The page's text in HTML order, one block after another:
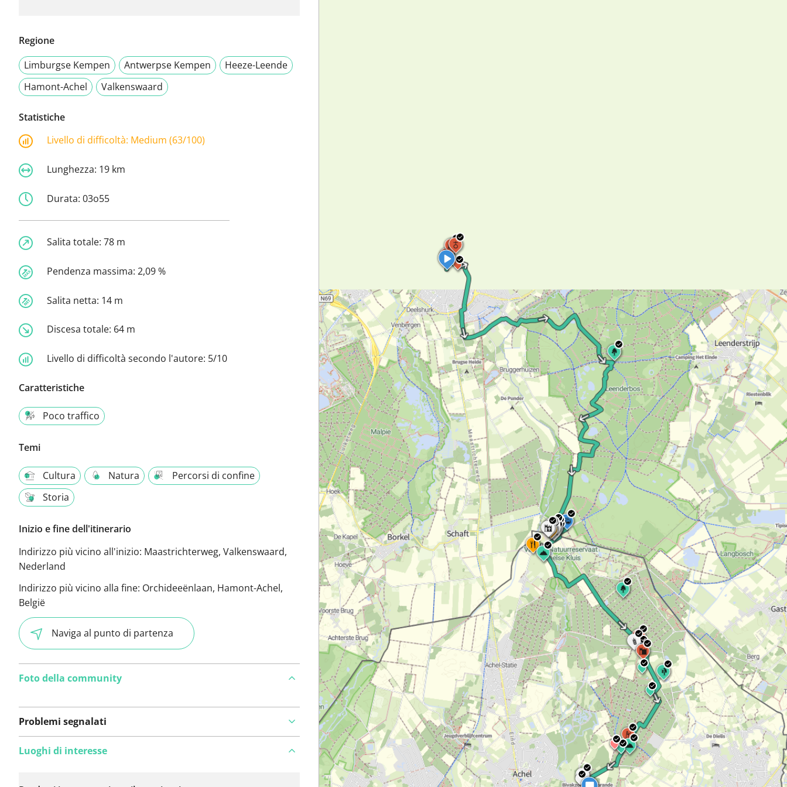
Regione
Limburgse Kempen
Antwerpse Kempen
Heeze-Leende
Hamont-Achel
Valkenswaard
Statistiche
Livello di difficoltà: Medium (63/100)
Lunghezza: 19 km
Durata: 03o55
Salita totale: 78 m
Pendenza massima: 2,09 %
Salita netta: 14 m
Discesa totale: 64 m
Livello di difficoltà secondo l'autore: 5/10
Caratteristiche
Poco traffico
Temi
Cultura Natura
Percorsi di confine
Storia
Inizio e fine dell'itinerario
Indirizzo più vicino all'inizio: Maastrichterweg, Valkenswaard,
Nederland
Indirizzo più vicino alla fine: Orchideeënlaan, Hamont-Achel,
België
Naviga al punto di partenza
Foto della community
Problemi segnalati
Luoghi di interesse